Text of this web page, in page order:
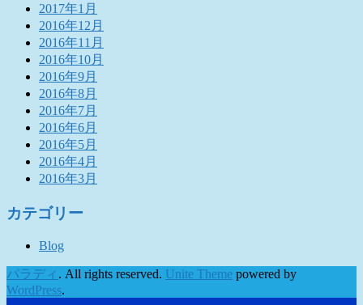
2017年1月
2016年12月
2016年11月
2016年10月
2016年9月
2016年8月
2016年7月
2016年6月
2016年5月
2016年4月
2016年3月
カテゴリー
Blog
パラディ . All rights reserved. Unite Theme powered by
WordPress.